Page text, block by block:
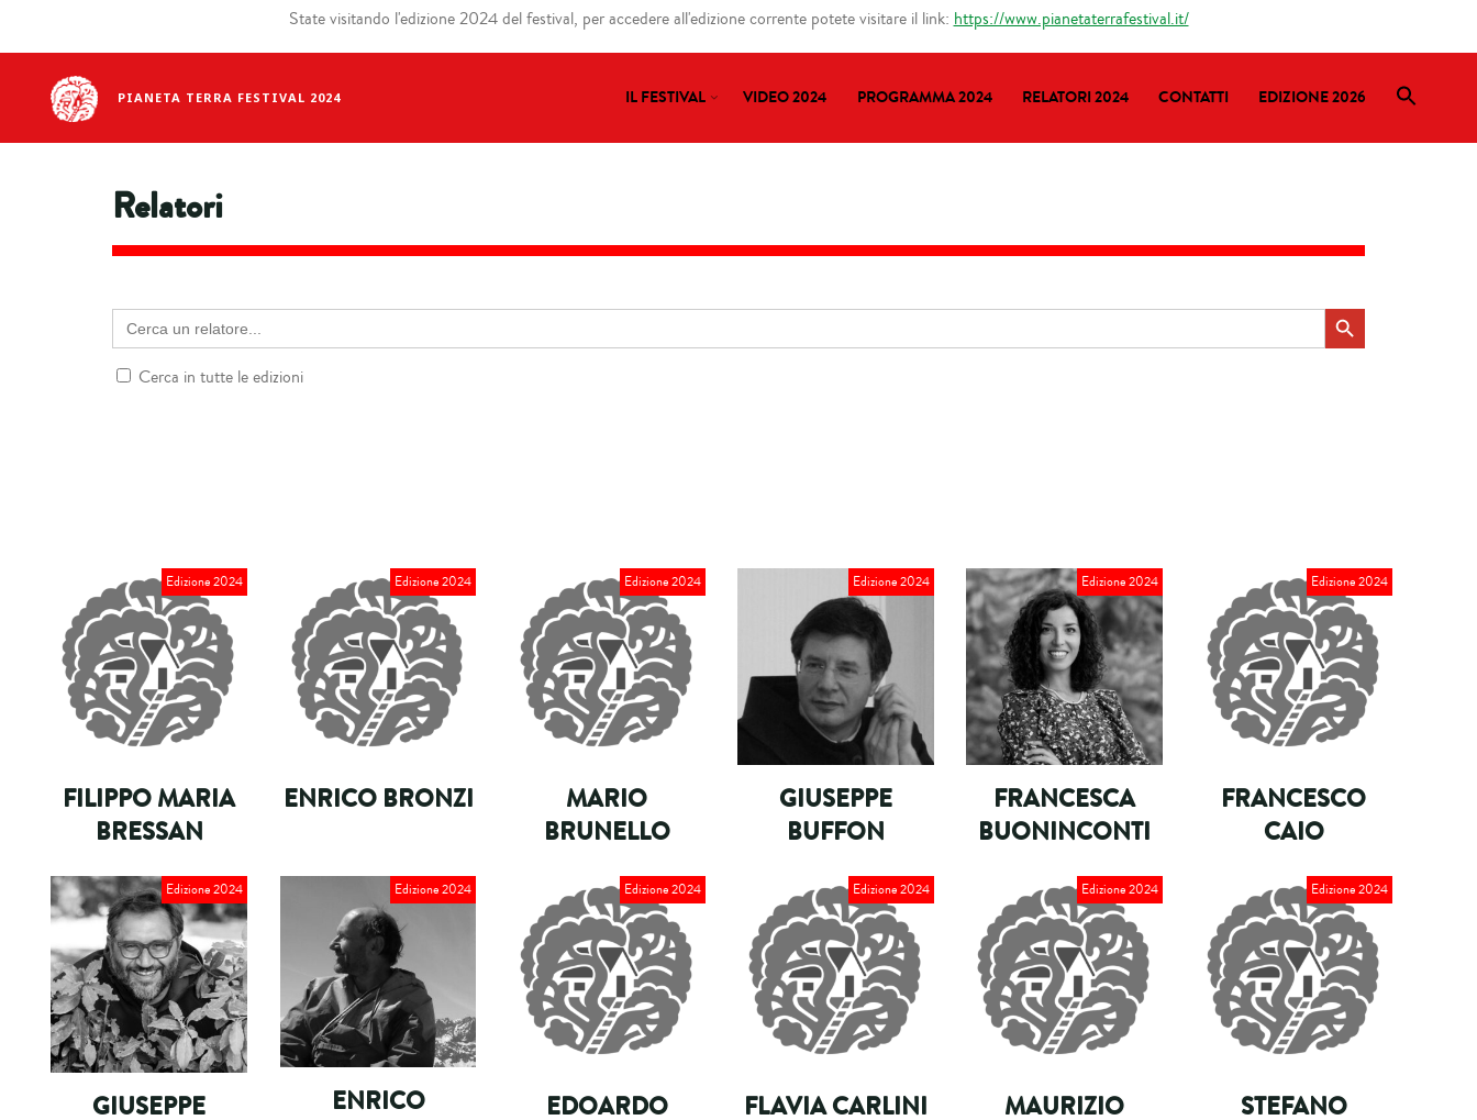
PIANETA TERRA FESTIVAL 2024 IL FESTIVAL VIDEO 2024 PROGRAMMA 2024 RELATORI 2024 CONTATTI EDIZIONE 2026
State visitando l'edizione 2024 del festival, per accedere all'edizione corrente potete visitare il link: https://www.pianetaterrafestival.it/
Relatori
Cerca
un
relatore:
Search Button
Cerca in tutte le edizioni
Edizione 2024
FILIPPO MARIA
BRESSAN
Edizione 2024
ENRICO BRONZI
Edizione 2024
MARIO
BRUNELLO
Edizione 2024
GIUSEPPE
BUFFON
Edizione 2024
FRANCESCA
BUONINCONTI
Edizione 2024
FRANCESCO
CAIO
Edizione 2024
GIUSEPPE
Edizione 2024
ENRICO
Edizione 2024
EDOARDO
Edizione 2024
FLAVIA CARLINI
Edizione 2024
MAURIZIO
Edizione 2024
STEFANO